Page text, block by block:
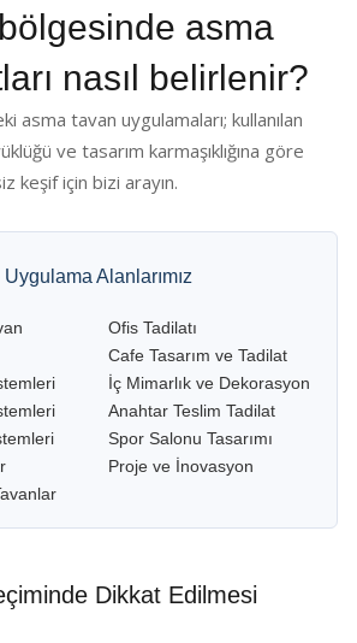
asma
nasıl belirlenir?
asma tavan uygulamaları; kullanılan
ve tasarım karmaşıklığına göre
keşif için bizi arayın.
Alanlarımız
Ofis Tadilatı
Cafe Tasarım ve Tadilat
İç Mimarlık ve Dekorasyon
Anahtar Teslim Tadilat
Spor Salonu Tasarımı
Proje ve İnovasyon
Dikkat Edilmesi